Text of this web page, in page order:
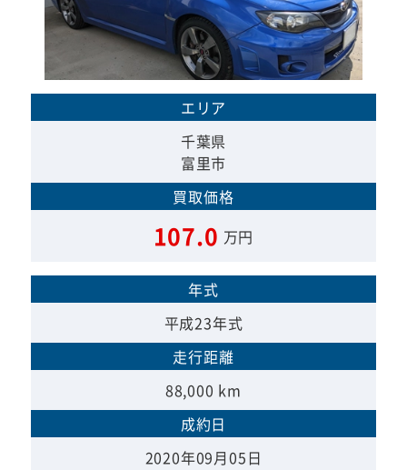
エリア
千葉県
富里市
買取価格
107.0 万円
年式
平成23年式
走行距離
88,000 km
成約日
2020年09月05日